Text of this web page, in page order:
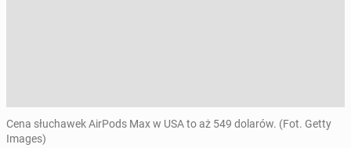
Cena słuchawek AirPods Max w USA to aż 549 dolarów. (Fot. Getty
Images)